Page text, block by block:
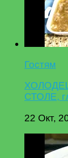
Гостям
СТОЛЕ,
22 Окт,